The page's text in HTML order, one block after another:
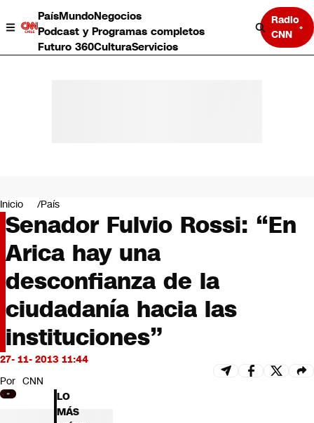
PaísMundoNegocios
Podcast y Programas completos
Futuro 360CulturaServicios
Radio
CNN
Negocios
Deportes
Programas completos
Cultura
Servicios
Bits
CNN tiempo
Futuro 360
Opinión
Inicio País
Senador Fulvio Rossi: “En
Arica hay una
desconfianza de la
ciudadanía hacia las
instituciones”
27- 11- 2013 11:44
Por CNN
LO
MÁS